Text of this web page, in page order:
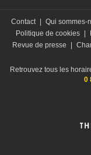
Contact Qui sommes-
Politique de cookies
Revue de presse
Retrouvez tous les
0